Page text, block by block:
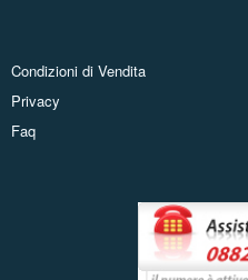
Condizioni di Vendita
Privacy
Faq